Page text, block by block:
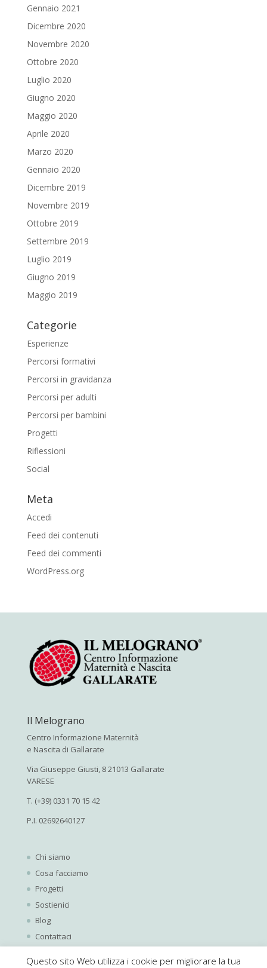
Gennaio 2021
Dicembre 2020
Novembre 2020
Ottobre 2020
Luglio 2020
Giugno 2020
Maggio 2020
Aprile 2020
Marzo 2020
Gennaio 2020
Dicembre 2019
Novembre 2019
Ottobre 2019
Settembre 2019
Luglio 2019
Giugno 2019
Maggio 2019
Categorie
Esperienze
Percorsi formativi
Percorsi in gravidanza
Percorsi per adulti
Percorsi per bambini
Progetti
Riflessioni
Social
Meta
Accedi
Feed dei contenuti
Feed dei commenti
WordPress.org
Il Melograno
Centro Informazione Maternità
e Nascita di Gallarate
Via Giuseppe Giusti, 8 21013 Gallarate
VARESE
T. (+39) 0331 70 15 42
P.I. 02692640127
Chi siamo
Cosa facciamo
Progetti
Sostienici
Blog
Contattaci
Questo sito Web utilizza i cookie per migliorare la tua